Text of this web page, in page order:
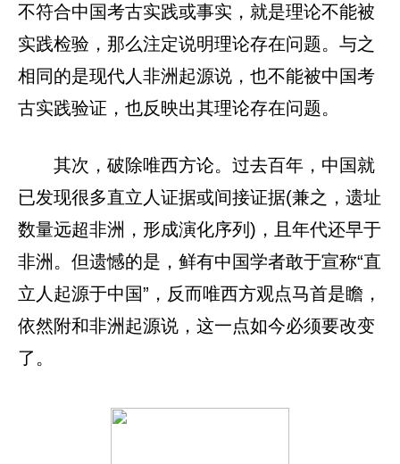
不符合中国考古实践或事实，就是理论不能被
实践检验，那么注定说明理论存在问题。与之
相同的是现代人非洲起源说，也不能被中国考
古实践验证，也反映出其理论存在问题。
其次，破除唯西方论。过去百年，中国就
已发现很多直立人证据或间接证据(兼之，遗址
数量远超非洲，形成演化序列)，且年代还早于
非洲。但遗憾的是，鲜有中国学者敢于宣称“直
立人起源于中国”，反而唯西方观点马首是瞻，
依然附和非洲起源说，这一点如今必须要改变
了。